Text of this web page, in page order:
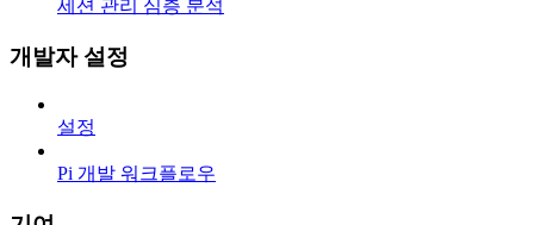
세션 관리 심층 분석
개발자 설정
설정
Pi 개발 워크플로우